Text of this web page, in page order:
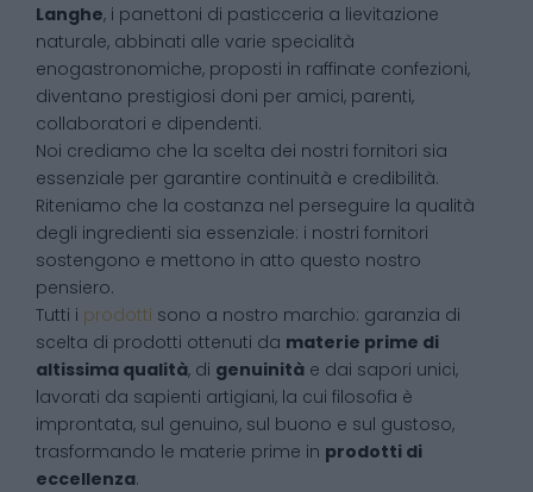
Langhe, i panettoni di pasticceria a lievitazione
naturale, abbinati alle varie specialità
enogastronomiche, proposti in raffinate confezioni,
diventano prestigiosi doni per amici, parenti,
collaboratori e dipendenti.
Noi crediamo che la scelta dei nostri fornitori sia
essenziale per garantire continuità e credibilità.
Riteniamo che la costanza nel perseguire la qualità
degli ingredienti sia essenziale: i nostri fornitori
sostengono e mettono in atto questo nostro
pensiero.
Tutti i prodotti sono a nostro marchio: garanzia di
scelta di prodotti ottenuti da materie prime di
altissima qualità, di genuinità e dai sapori unici,
lavorati da sapienti artigiani, la cui filosofia è
improntata, sul genuino, sul buono e sul gustoso,
trasformando le materie prime in prodotti di
eccellenza.